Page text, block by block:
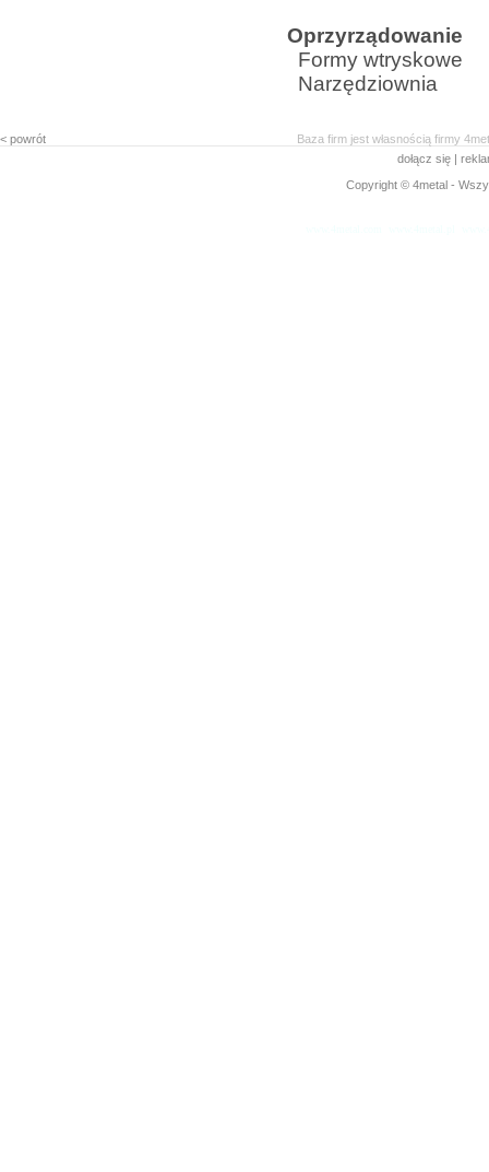
Oprzyrządowanie
Formy wtryskowe
Narzędziownia
< powrót
Baza firm jest własnością firmy
dołącz się |
Copyright © 4metal -